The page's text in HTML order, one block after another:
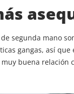
de segunda mano
gangas, así
buena relación